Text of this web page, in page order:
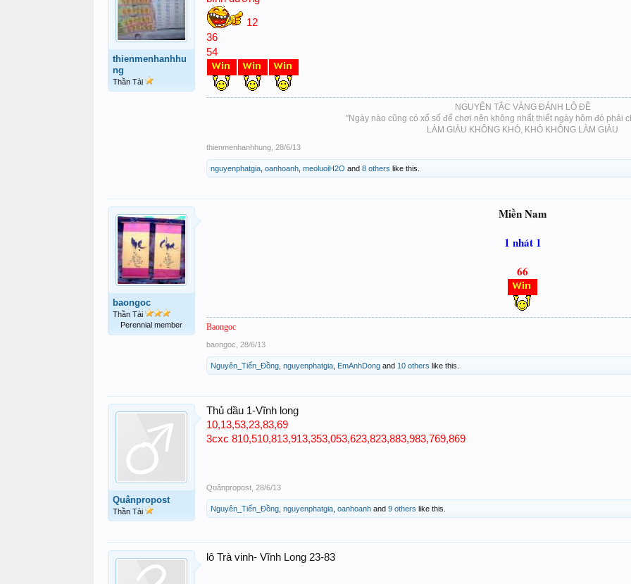
thienmenhanhhu
ng
Thần Tài
12
36
54
NGUYÊN TẮC VÀNG ĐÁNH LÔ ĐỀ
"Ngày nào cũng có xổ số để chơi nên không nhất thiết ngày hôm đó phải
LÀM GIÀU KHÔNG KHÓ, KHÓ KHÔNG LÀM GIÀU​
thienmenhanhhung 28/6/13
nguyenphatgia oanhoanh meoluoiH2O and 8 others like this.
baongoc
Thần Tài
Perennial member
Miền Nam
1 nhát 1
66
Baongoc
baongoc 28/6/13
Nguyên_Tiến_Đồng nguyenphatgia EmAnhDong and 10 others like this.
Quânpropost
Thần Tài
Thủ dầu 1-Vĩnh long
10,13,53,23,83,69
3cxc 810,510,813,913,353,053,623,823,883,983,769,869
Quânpropost 28/6/13
Nguyên_Tiến_Đồng nguyenphatgia oanhoanh and 9 others like this.
lô Trà vinh- Vĩnh Long 23-83